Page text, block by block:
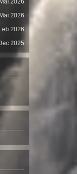
2026
2026
2026
2025